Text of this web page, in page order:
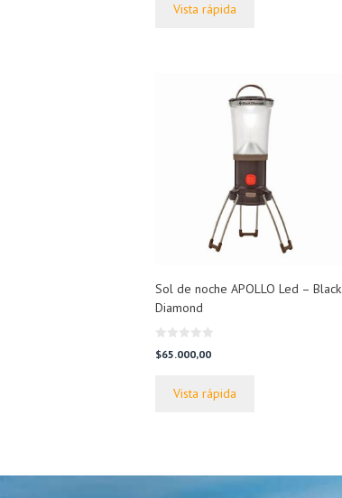
Vista rápida
Sol de noche APOLLO Led – Black
Diamond
0
d
$65.000,00
Vista rápida